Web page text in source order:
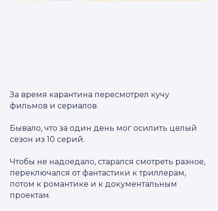
За время карантина пересмотрел кучу
фильмов и сериалов.
Бывало, что за один день мог осилить целый
сезон из 10 серий.
Чтобы не надоедало, старался смотреть разное,
переключался от фантастики к триллерам,
потом к романтике и к документальным
проектам.